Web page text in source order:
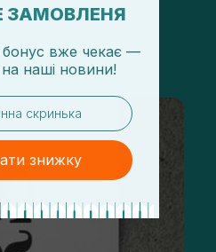
ЗАМОВЛЕНЯ
бонус вже чекає —
на наші новини!
знижку